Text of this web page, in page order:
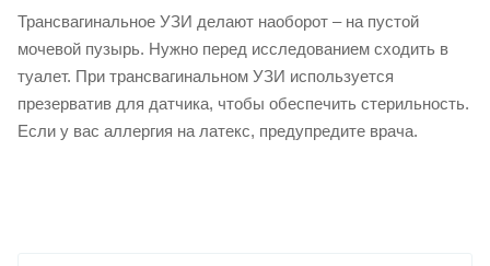
Трансвагинальное УЗИ делают наоборот – на пустой
мочевой пузырь. Нужно перед исследованием сходить в
туалет. При трансвагинальном УЗИ используется
презерватив для датчика, чтобы обеспечить стерильность.
Если у вас аллергия на латекс, предупредите врача.